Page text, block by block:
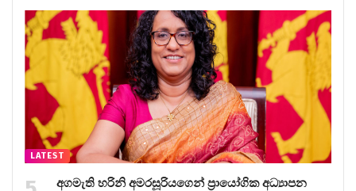
LATEST
අගමැති හරිනි අමරසූරියගෙන් ප්‍රායෝගික අධ්‍යාපන